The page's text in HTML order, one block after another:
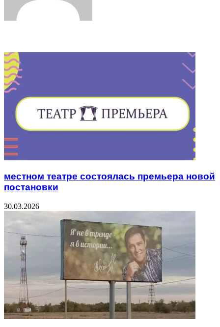
местном театре состоялась премьера новой
постановки
30.03.2026